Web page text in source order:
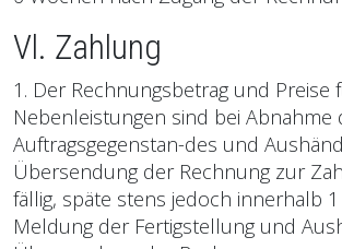
Vl. Zahlung
1. Der Rechnungsbetrag und Preise
Nebenleistungen sind bei Abnahme
Auftragsgegenstan-des und
Übersendung der Rechnung zur
fällig, späte stens jedoch innerhalb
Meldung der Fertigstellung und